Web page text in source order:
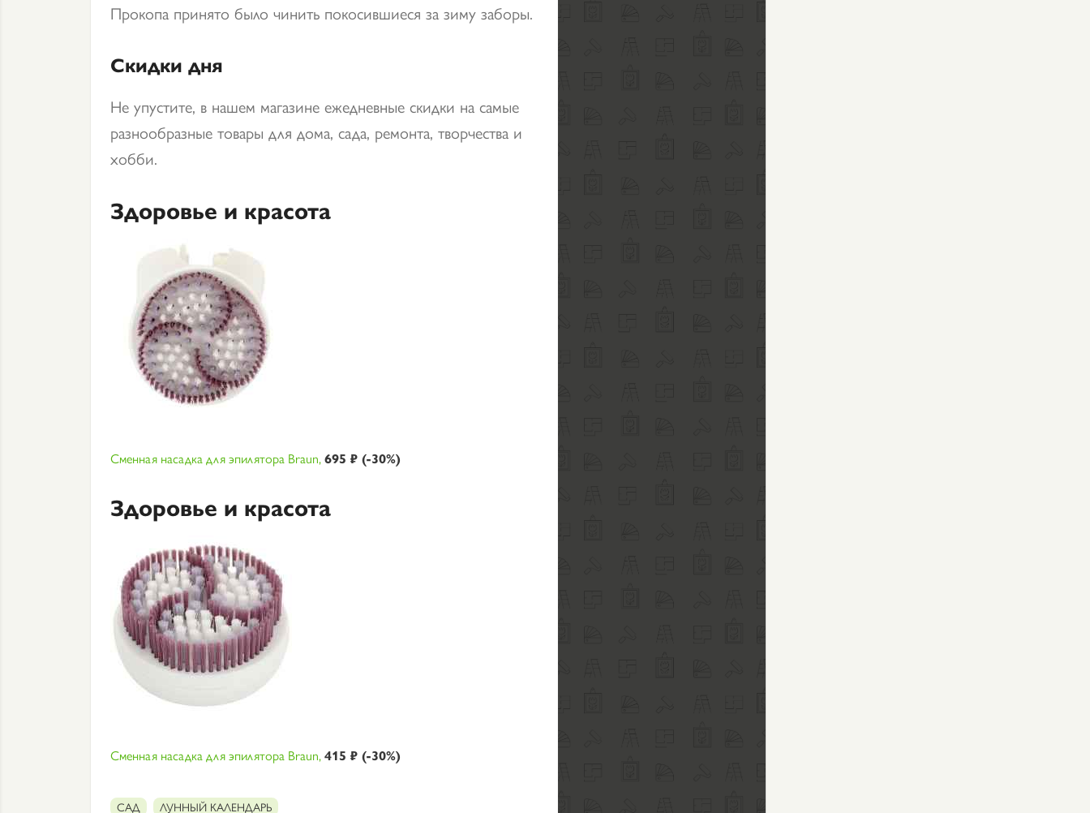
Прокопа принято было чинить покосившиеся за зиму заборы.
Скидки дня
Не упустите, в нашем магазине ежедневные скидки на самые
разнообразные товары для дома, сада, ремонта, творчества и
хобби.
Здоровье и красота
Сменная насадка для эпилятора Braun,695 ₽ (-30%)
Здоровье и красота
Сменная насадка для эпилятора Braun,415 ₽ (-30%)
САД ЛУННЫЙ КАЛЕНДАРЬ